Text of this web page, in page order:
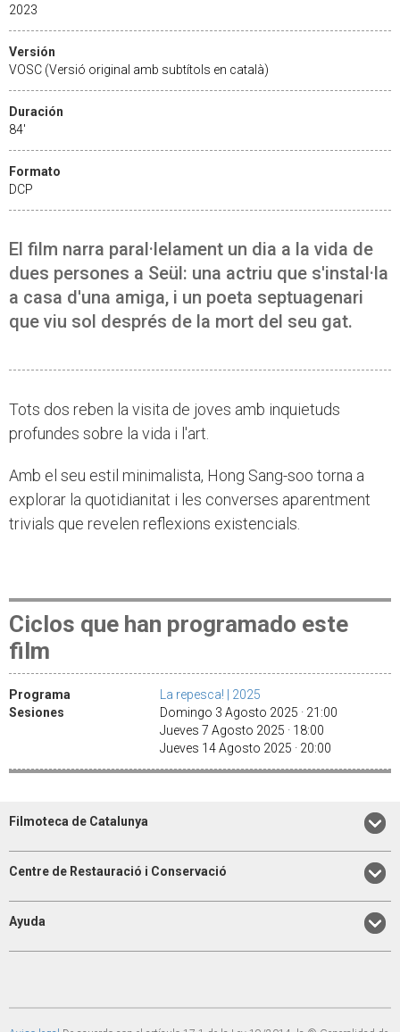
2023
Versión
VOSC (Versió original amb subtítols en català)
Duración
84'
Formato
DCP
El film narra paral·lelament un dia a la vida de
dues persones a Seül: una actriu que s'instal·la
a casa d'una amiga, i un poeta septuagenari
que viu sol després de la mort del seu gat.
Tots dos reben la visita de joves amb inquietuds
profundes sobre la vida i l'art.
Amb el seu estil minimalista, Hong Sang-soo torna a
explorar la quotidianitat i les converses aparentment
trivials que revelen reflexions existencials.
Ciclos que han programado este
film
Programa
La repesca! | 2025
Sesiones
Domingo 3 Agosto 2025 · 21:00
Jueves 7 Agosto 2025 · 18:00
Jueves 14 Agosto 2025 · 20:00
Filmoteca de Catalunya
Centre de Restauració i Conservació
Ayuda